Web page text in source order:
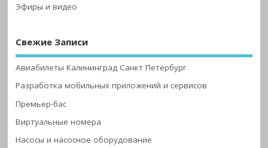
Эфиры и видео
Свежие Записи
Авиабилеты Калининград Санкт Петербург
Разработка мобильных приложений и сервисов
Премьер-бас
Виртуальные номера
Насосы и насосное оборудование